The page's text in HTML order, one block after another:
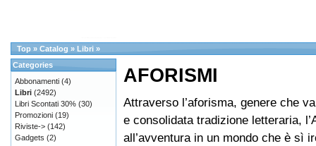
Top » Catalog » Libri »
AFORISMI
Attraverso l’aforisma, genere che
e consolidata tradizione letteraria,
all’avventura in un mondo che è sì
Categories
Abbonamenti (4)
Libri (2492)
Libri Scontati 30% (30)
Promozioni (19)
Riviste-> (142)
Gadgets (2)